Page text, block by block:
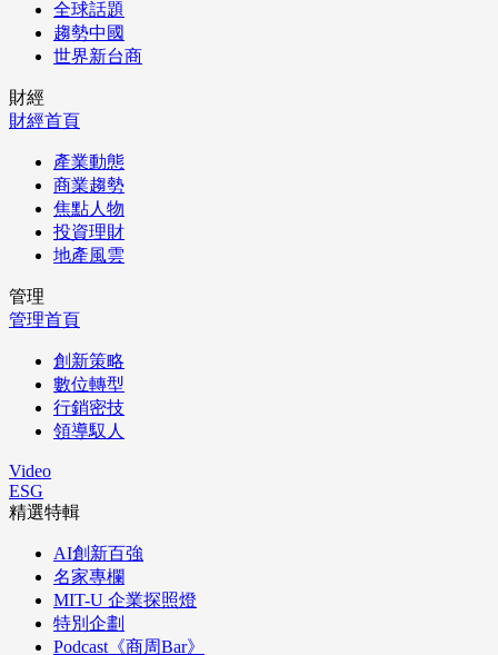
全球話題
趨勢中國
世界新台商
財經
財經首頁
產業動態
商業趨勢
焦點人物
投資理財
地產風雲
管理
管理首頁
創新策略
數位轉型
行銷密技
領導馭人
Video
ESG
精選特輯
AI創新百強
名家專欄
MIT-U 企業探照燈
特別企劃
Podcast《商周Bar》